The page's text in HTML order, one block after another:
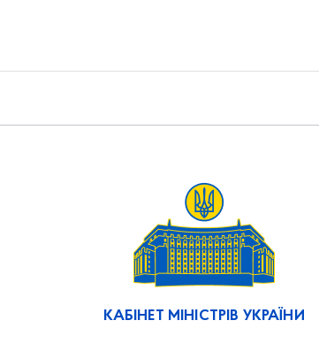
КАБІНЕТ МІНІСТРІВ УКРАЇНИ